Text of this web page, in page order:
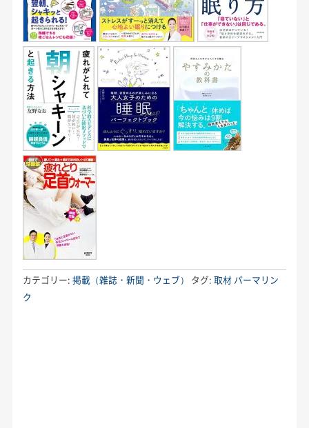
カテゴリー: 掲載（雑誌・新聞・ウェブ） タグ: 取材 パーマリン
ク